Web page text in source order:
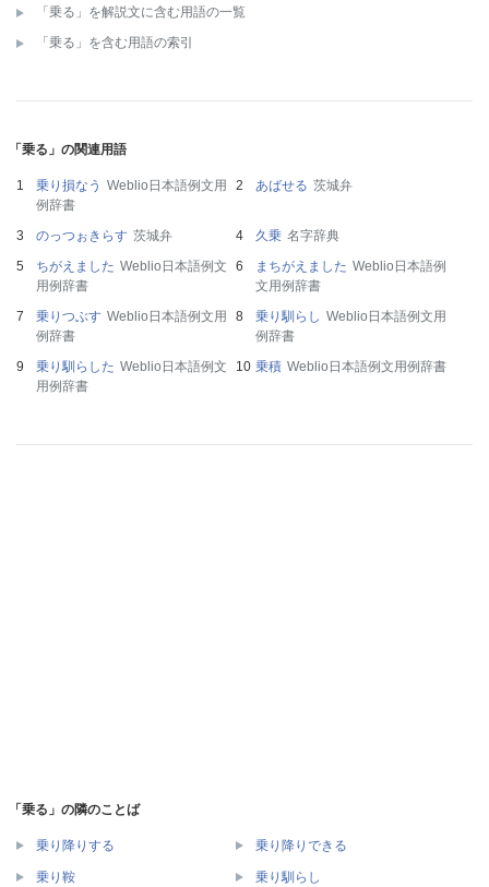
「乗る」を解説文に含む用語の一覧
「乗る」を含む用語の索引
「乗る」の関連用語
乗り損なう Weblio日本語例文用
例辞書
あばせる 茨城弁
のっつぉきらす 茨城弁 久乗 名字辞典
ちがえました Weblio日本語例文
用例辞書
まちがえました Weblio日本語例
文用例辞書
乗りつぶす Weblio日本語例文用
例辞書
乗り馴らし Weblio日本語例文用
例辞書
乗り馴らした Weblio日本語例文
用例辞書
乗積 Weblio日本語例文用例辞書
「乗る」の隣のことば
乗り降りする 乗り降りできる
乗り鞍 乗り馴らし